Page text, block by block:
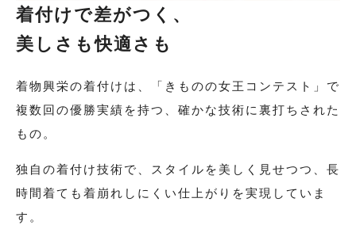
着付けで差がつく、
美しさも快適さも
着物興栄の着付けは、「きものの女王コンテスト」で
複数回の優勝実績を持つ、確かな技術に裏打ちされた
もの。
独自の着付け技術で、スタイルを美しく見せつつ、長
時間着ても着崩れしにくい仕上がりを実現していま
す。